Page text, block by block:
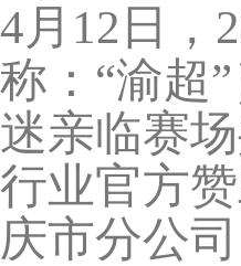
4月12日，
称：“渝超
迷亲临赛
行业官方
庆市分公